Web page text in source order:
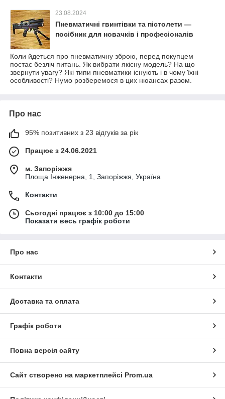
23.08.2024
Пневматичні гвинтівки та пістолети —
посібник для новачків і професіоналів
Коли йдеться про пневматичну зброю, перед покупцем
постає безліч питань. Як вибрати якісну модель? На що
звернути увагу? Які типи пневматики існують і в чому їхні
особливості? Нумо розберемося в цих нюансах разом.
Про нас
95% позитивних з 23 відгуків за рік
Працює з 24.06.2021
м. Запоріжжя
Площа Інженерна, 1, Запоріжжя, Україна
Контакти
Сьогодні працює з 10:00 до 15:00
Показати весь графік роботи
Про нас
Контакти
Доставка та оплата
Графік роботи
Повна версія сайту
Сайт створено на маркетплейсі Prom.ua